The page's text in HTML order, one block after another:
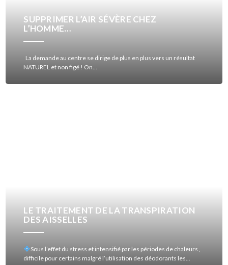
SUPPRIMER L’AIR SÉVÈRE CHEZ
L’HOMME…
La demande au centre se dirige de plus en plus vers un résultat
NATUREL et non figé ! On...
LE TRAITEMENT DE LA TRANSPIRATION
DES AISSELLES
Sous l’effet du stress et intensifié par les périodes de chaleurs ,
difficile pour certains malgré l’utilisation des déodorants les...